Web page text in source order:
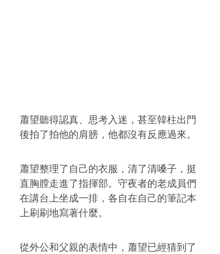
蕭望聽得認真、思考入迷，甚至韓柱出門
後拍了拍他的肩膀，他都沒有反應過來。
蕭望整理了自己的衣服，清了清嗓子，挺
直胸膛走進了指揮部。守夜者的老成員們
在講台上坐成一排，各自在自己的筆記本
上刷刷地寫著什麼。
從外公和父親的表情中，蕭望已經猜到了